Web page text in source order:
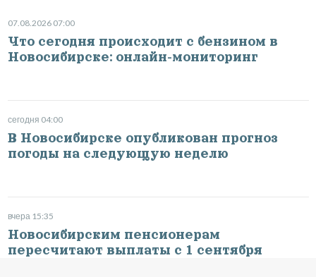
07.08.2026 07:00
Что сегодня происходит с бензином в
Новосибирске: онлайн-мониторинг
сегодня 04:00
В Новосибирске опубликован прогноз
погоды на следующую неделю
вчера 15:35
Новосибирским пенсионерам
пересчитают выплаты с 1 сентября